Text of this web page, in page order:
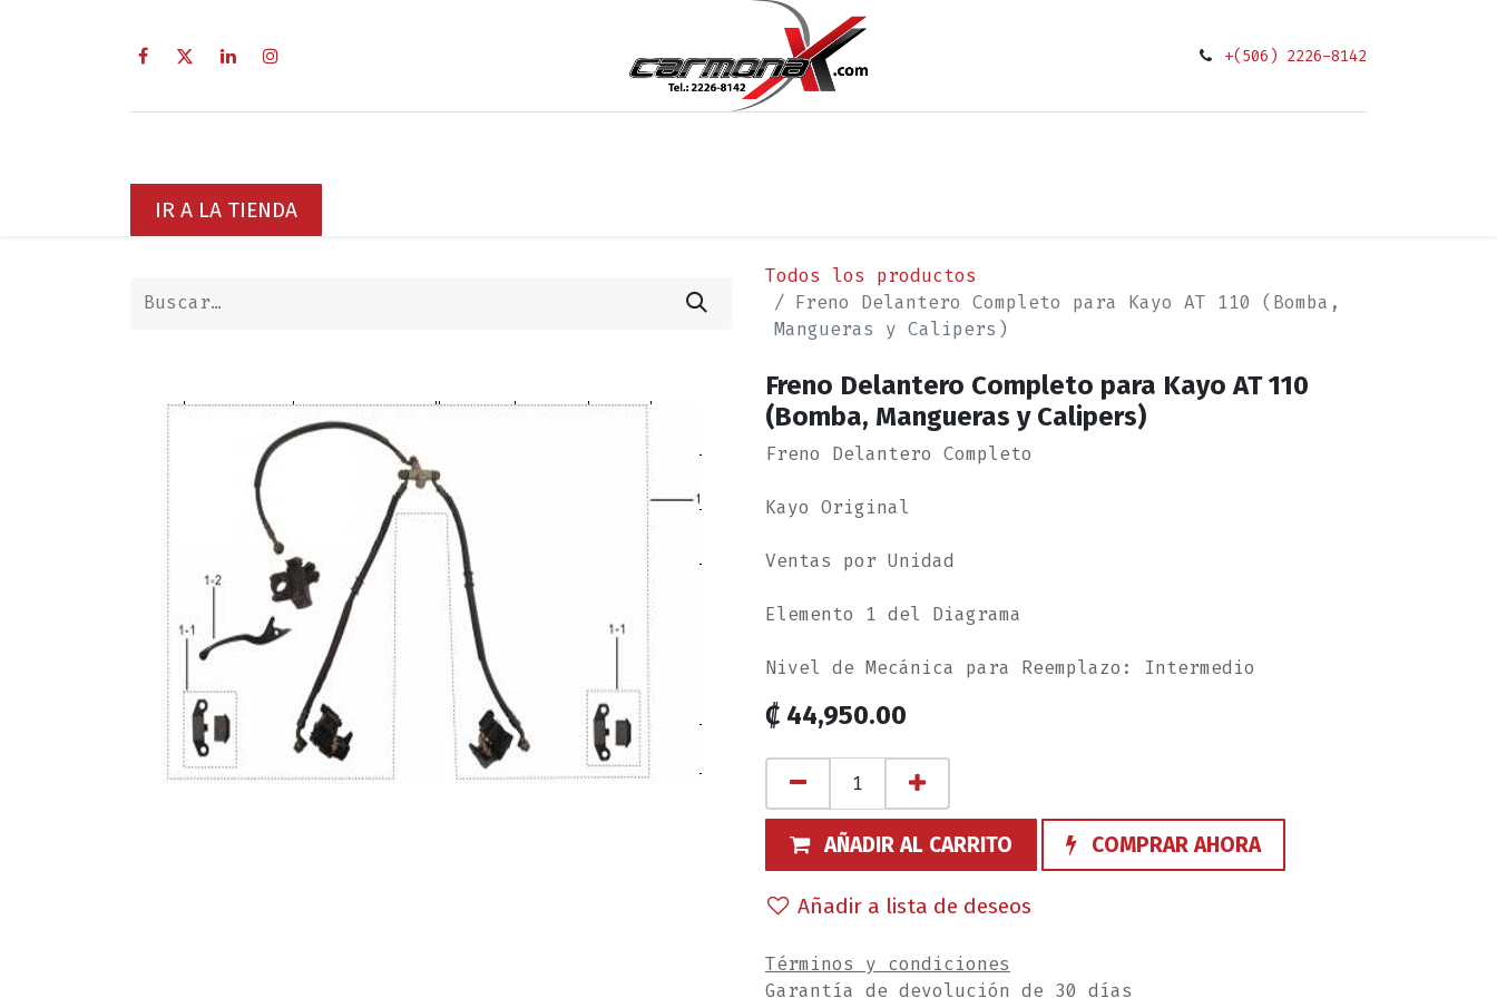
+(506) 2226-8142
IR A LA TIENDA
Todos los productos
Freno Delantero Completo para Kayo AT 110 (Bomba,
Mangueras y Calipers)
Freno Delantero Completo para Kayo AT 110
(Bomba, Mangueras y Calipers)
Freno Delantero Completo
Kayo Original
Ventas por Unidad
Elemento 1 del Diagrama
Nivel de Mecánica para Reemplazo: Intermedio
₡ 44,950.00
AÑADIR AL CARRITO COMPRAR AHORA
Añadir a lista de deseos
Términos y condiciones
Garantía de devolución de 30 días